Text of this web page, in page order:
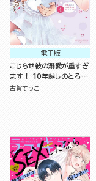
電子版
こじらせ彼の溺愛が重すぎ
ます！ 10年越しのとろ甘
えっち試してみる？ （4）
古賀てっこ